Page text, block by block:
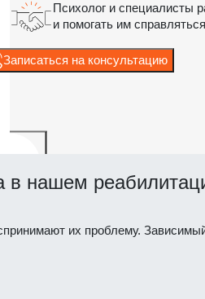
Психолог и специалисты
и помогать им
Записаться на консультацию
в нашем
их проблему.